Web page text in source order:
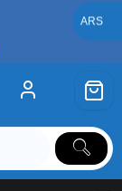
ARS